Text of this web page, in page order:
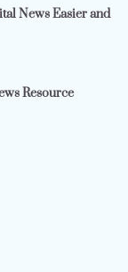
News Easier and
Resource